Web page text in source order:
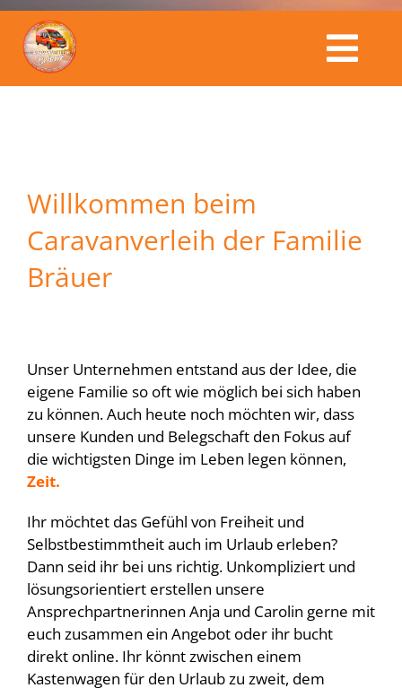
Service & Preise
Willkommen beim
Caravanverleih der Familie
Bräuer
Unser Unternehmen entstand aus der Idee, die
eigene Familie so oft wie möglich bei sich haben
zu können. Auch heute noch möchten wir, dass
unsere Kunden und Belegschaft den Fokus auf
die wichtigsten Dinge im Leben legen können,
Zeit.
Ihr möchtet das Gefühl von Freiheit und
Selbstbestimmtheit auch im Urlaub erleben?
Dann seid ihr bei uns richtig. Unkompliziert und
lösungsorientiert erstellen unsere
Ansprechpartnerinnen Anja und Carolin gerne mit
euch zusammen ein Angebot oder ihr bucht
direkt online. Ihr könnt zwischen einem
Kastenwagen für den Urlaub zu zweit, dem